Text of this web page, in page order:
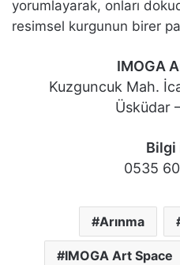
yorumlayarak, onları
resimsel kurgunun birer
IMOGA
Kuzguncuk Mah.
Üsküdar
Bilgi
0535
Arınma
IMOGA Art Space